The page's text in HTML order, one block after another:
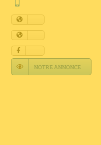
Annuaire Fournisseurs
Actualités
ContactNOTRE ANNONCE